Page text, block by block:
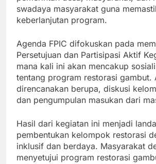
swadaya masyarakat guna
keberlanjutan program.
Agenda FPIC difokuskan pada
Persetujuan dan Partisipasi Aktif
mana kali ini akan mencakup
tentang program restorasi gambut.
direncanakan berupa, diskusi
dan pengumpulan masukan dari
Hasil dari kegiatan ini menjadi
pembentukan kelompok restorasi
inklusif dan berdaya. Masyarakat
menyetujui program restorasi